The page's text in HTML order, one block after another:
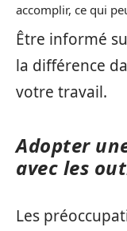
accomplir, ce qui
Être informé
la différence
votre travail.
Adopter
avec les
Les